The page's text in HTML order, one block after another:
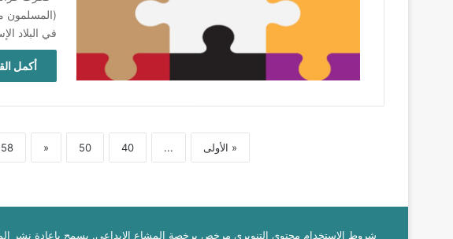
(المسلمون
في البلاد
أكمل
« الأولى ...
40
50
«
58